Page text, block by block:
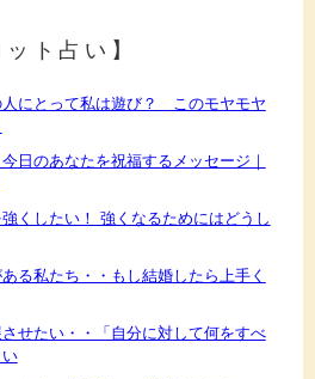
ト占い】
人にとって私は遊び？ このモヤモヤ
日のあなたを祝福するメッセージ｜
強くしたい！ 強くなるためにはどうし
る私たち・・もし結婚したら上手く
させたい・・「自分に対して何をすべ